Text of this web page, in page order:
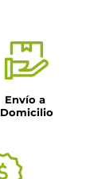
Envío a
Domicilio